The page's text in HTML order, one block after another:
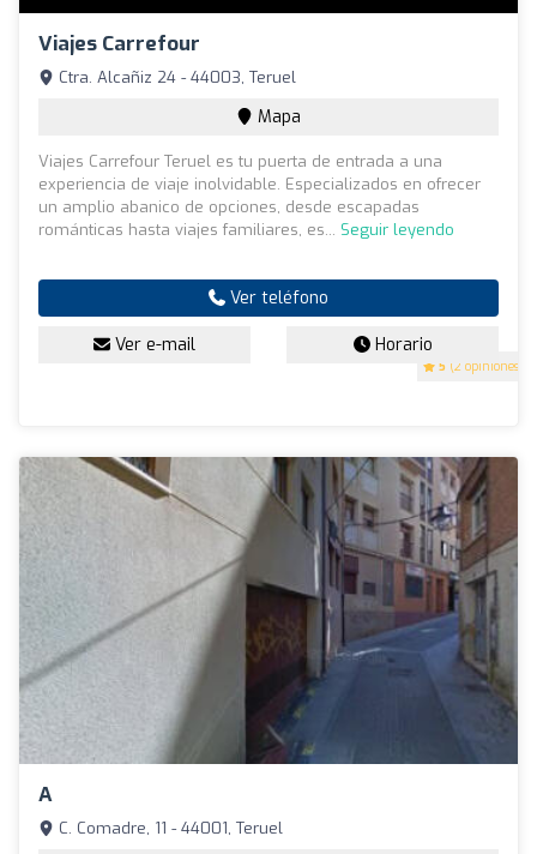
Viajes Carrefour
5 (2 opiniones)
Ctra. Alcañiz 24 - 44003, Teruel
Mapa
Viajes Carrefour Teruel es tu puerta de entrada a una
experiencia de viaje inolvidable. Especializados en ofrecer
un amplio abanico de opciones, desde escapadas
románticas hasta viajes familiares, es... Seguir leyendo
Ver teléfono
Ver e-mail Horario
A
C. Comadre, 11 - 44001, Teruel